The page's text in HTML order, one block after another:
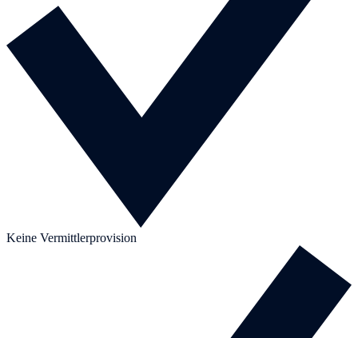
Keine Vermittlerprovision